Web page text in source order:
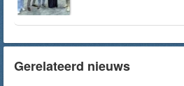
Gerelateerd nieuws